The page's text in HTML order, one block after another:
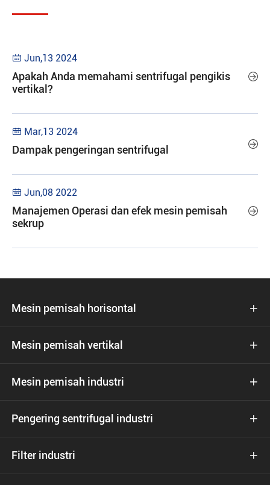
 Jun,13 2024
Apakah Anda memahami sentrifugal pengikis
vertikal?

 Mar,13 2024
Dampak pengeringan sentrifugal 
 Jun,08 2022
Manajemen Operasi dan efek mesin pemisah
sekrup

Mesin pemisah horisontal 
Mesin pemisah vertikal 
Mesin pemisah industri 
Pengering sentrifugal industri 
Filter industri 